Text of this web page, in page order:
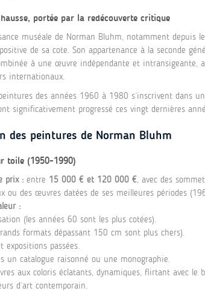
portée par la redécouverte critique
muséale de Norman Bluhm, notamment depuis
de sa cote. Son appartenance à la seconde
à une œuvre indépendante et intransigeante,
internationaux.
des années 1960 à 1980 s’inscrivent dans
significativement progressé ces vingt dernières
des peintures de Norman Bluhm
toile (1950-1990)
prix : entre 15 000 € et 120 000 €, avec des
ou des œuvres datées de ses meilleures périodes
:
(les années 60 sont les plus cotées).
formats dépassant 150 cm sont plus chers).
expositions passées.
un catalogue raisonné ou une monographie.
aux coloris éclatants, dynamiques, flirtant avec le
d’art contemporain.